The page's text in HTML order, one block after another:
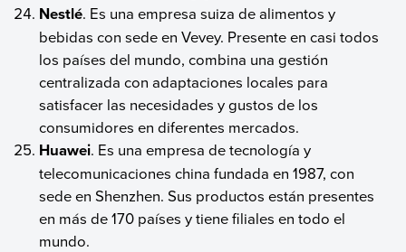
Nestlé. Es una empresa suiza de alimentos y
bebidas con sede en Vevey. Presente en casi todos
los países del mundo, combina una gestión
centralizada con adaptaciones locales para
satisfacer las necesidades y gustos de los
consumidores en diferentes mercados.
Huawei. Es una empresa de tecnología y
telecomunicaciones china fundada en 1987, con
sede en Shenzhen. Sus productos están presentes
en más de 170 países y tiene filiales en todo el
mundo.